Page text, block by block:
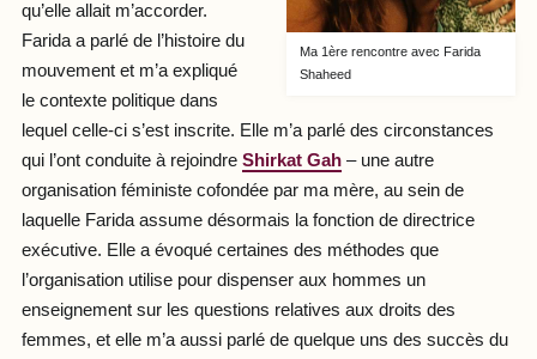
Ma 1ère rencontre avec Farida
Shaheed
qu’elle allait m’accorder.
Farida a parlé de l’histoire du
mouvement et m’a expliqué
le contexte politique dans
lequel celle-ci s’est inscrite. Elle m’a parlé des circonstances
qui l’ont conduite à rejoindre Shirkat Gah– une autre
organisation féministe cofondée par ma mère, au sein de
laquelle Farida assume désormais la fonction de directrice
exécutive. Elle a évoqué certaines des méthodes que
l’organisation utilise pour dispenser aux hommes un
enseignement sur les questions relatives aux droits des
femmes, et elle m’a aussi parlé de quelque uns des succès du